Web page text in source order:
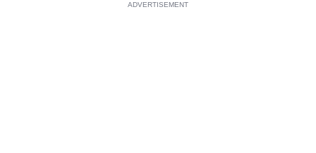
ADVERTISEMENT